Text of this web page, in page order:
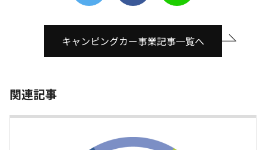
キャンピングカー事業記事一覧へ
関連記事